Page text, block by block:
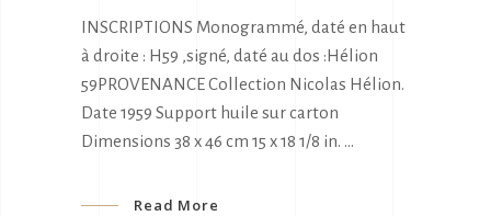
INSCRIPTIONS Monogrammé, daté en haut
à droite : H59 ,signé, daté au dos :Hélion
59PROVENANCE Collection Nicolas Hélion.
Date 1959 Support huile sur carton
Dimensions 38 x 46 cm 15 x 18 1/8 in.
Read More